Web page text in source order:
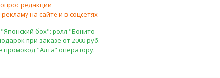
редакции
на сайте и в соцсетях
бох": ролл "Бонито
при заказе от 2000 руб.
промокод "Алта" оператору.